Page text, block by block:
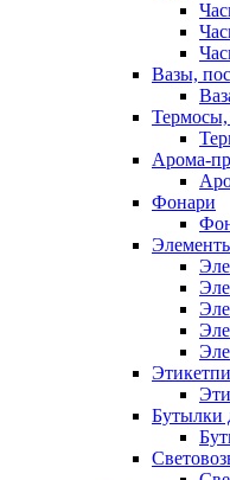
Вазы,
Арома-
Фонари
Бутылки